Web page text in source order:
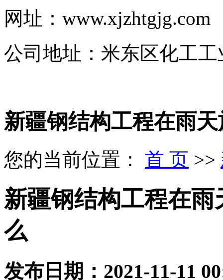
网址：www.xjzhtgjg.com
公司地址：米东区化工
新疆钢结构工程在雨
您的当前位置： 首 页 >>
新疆钢结构工程在
么
发布日期： 2021-11-11